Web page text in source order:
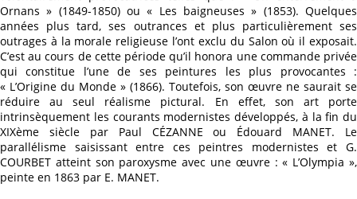
Ornans » (1849-1850) ou « Les baigneuses » (1853). Quelques
années plus tard, ses outrances et plus particulièrement ses
outrages à la morale religieuse l’ont exclu du Salon où il exposait.
C’est au cours de cette période qu’il honora une commande privée
qui constitue l’une de ses peintures les plus provocantes :
« L’Origine du Monde » (1866). Toutefois, son œuvre ne saurait se
réduire au seul réalisme pictural. En effet, son art porte
intrinsèquement les courants modernistes développés, à la fin du
XIXème siècle par Paul CÉZANNE ou Édouard MANET. Le
parallélisme saisissant entre ces peintres modernistes et G.
COURBET atteint son paroxysme avec une œuvre : « L’Olympia »,
peinte en 1863 par E. MANET.